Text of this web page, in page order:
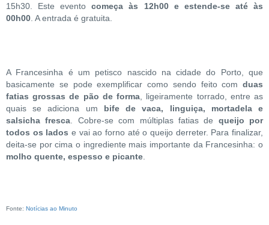
15h30. Este eventocomeça às 12h00 e estende-se até às
00h00. A entrada é gratuita.
A Francesinha é um petisco nascido na cidade do Porto, que
basicamente se pode exemplificar como sendo feito com duas
fatias grossas de pão de forma, ligeiramente torrado, entre as
quais se adiciona um bife de vaca, linguiça, mortadela e
salsicha fresca. Cobre-se com múltiplas fatias de queijo por
todos os lados e vai ao forno até o queijo derreter. Para finalizar,
deita-se por cima o ingrediente mais importante da Francesinha: o
molho quente, espesso e picante.
Fonte: Notícias ao Minuto